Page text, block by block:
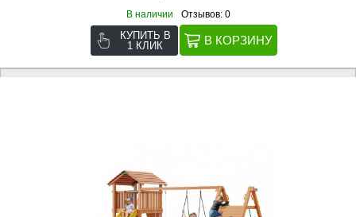
В наличии Отзывов: 0
КУПИТЬ В
1 КЛИК